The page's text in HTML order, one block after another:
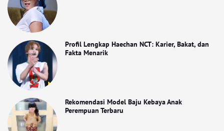
Profil Lengkap Haechan NCT: Karier, Bakat, dan
Fakta Menarik
Rekomendasi Model Baju Kebaya Anak
Perempuan Terbaru